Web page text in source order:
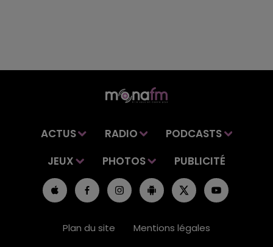
ACTUS RADIO
PODCASTS
JEUX
PHOTOS PUBLICITÉ
Plan du site Mentions légales